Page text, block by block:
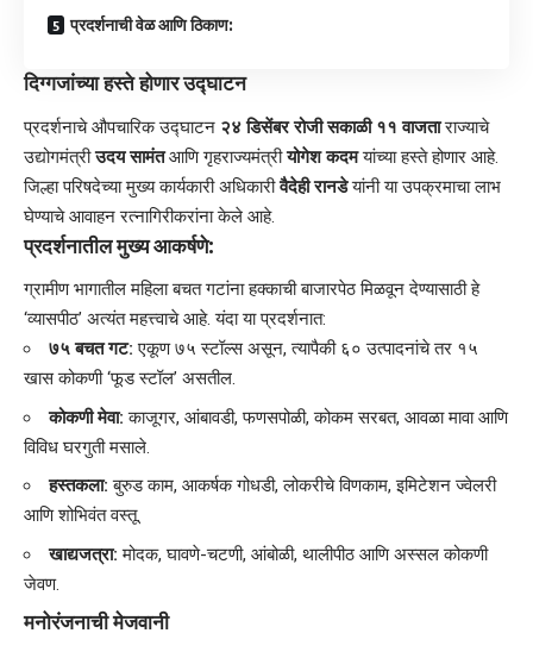
​प्रदर्शनाची वेळ आणि ठिकाण:
दिग्गजांच्या हस्ते होणार उद्घाटन
​प्रदर्शनाचे औपचारिक उद्घाटन २४ डिसेंबर रोजी सकाळी ११ वाजताराज्याचे
उद्योगमंत्रीउदय सामंतआणि गृहराज्यमंत्रीयोगेश कदमयांच्या हस्ते होणार आहे.
जिल्हा परिषदेच्या मुख्य कार्यकारी अधिकारीवैदेही रानडेयांनी या उपक्रमाचा लाभ
घेण्याचे आवाहन रत्नागिरीकरांना केले आहे.
प्रदर्शनातील मुख्य आकर्षणे:
​ग्रामीण भागातील महिला बचत गटांना हक्काची बाजारपेठ मिळवून देण्यासाठी हे
‘व्यासपीठ’ अत्यंत महत्त्वाचे आहे. यंदा या प्रदर्शनात:
७५ बचत गट: एकूण ७५ स्टॉल्स असून, त्यापैकी ६० उत्पादनांचे तर १५
खास कोकणी ‘फूड स्टॉल’ असतील.
कोकणी मेवा: काजूगर, आंबावडी, फणसपोळी, कोकम सरबत, आवळा मावा आणि
विविध घरगुती मसाले.
हस्तकला: बुरुड काम, आकर्षक गोधडी, लोकरीचे विणकाम, इमिटेशन ज्वेलरी
आणि शोभिवंत वस्तू.
खाद्यजत्रा: मोदक, घावणे-चटणी, आंबोळी, थालीपीठ आणि अस्सल कोकणी
जेवण.
मनोरंजनाची मेजवानी